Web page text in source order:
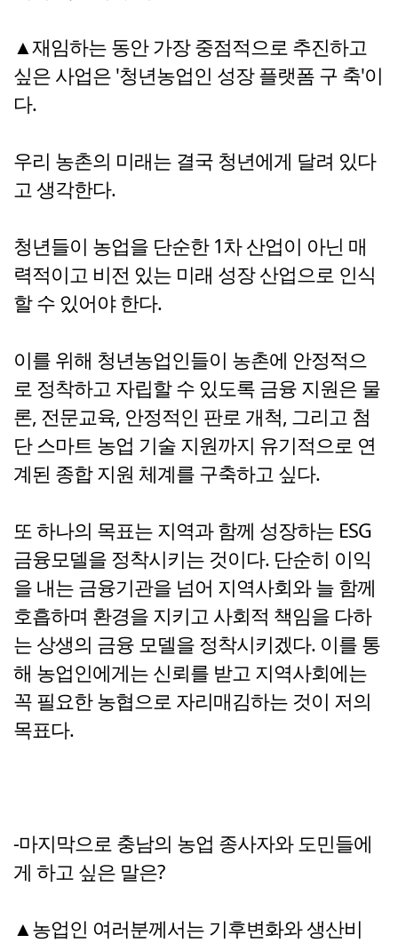
▲재임하는 동안 가장 중점적으로 추진하고
싶은 사업은 '청년농업인 성장 플랫폼 구 축'이
다.
우리 농촌의 미래는 결국 청년에게 달려 있다
고 생각한다.
청년들이 농업을 단순한 1차 산업이 아닌 매
력적이고 비전 있는 미래 성장 산업으로 인식
할 수 있어야 한다.
이를 위해 청년농업인들이 농촌에 안정적으
로 정착하고 자립할 수 있도록 금융 지원은 물
론, 전문교육, 안정적인 판로 개척, 그리고 첨
단 스마트 농업 기술 지원까지 유기적으로 연
계된 종합 지원 체계를 구축하고 싶다.
또 하나의 목표는 지역과 함께 성장하는 ESG
금융모델을 정착시키는 것이다. 단순히 이익
을 내는 금융기관을 넘어 지역사회와 늘 함께
호흡하며 환경을 지키고 사회적 책임을 다하
는 상생의 금융 모델을 정착시키겠다. 이를 통
해 농업인에게는 신뢰를 받고 지역사회에는
꼭 필요한 농협으로 자리매김하는 것이 저의
목표다.
-마지막으로 충남의 농업 종사자와 도민들에
게 하고 싶은 말은?
▲농업인 여러분께서는 기후변화와 생산비